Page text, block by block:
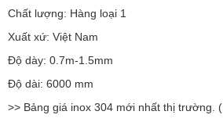
Chất lượng: Hàng loại 1
Xuất xứ: Việt Nam
Độ dày: 0.7m-1.5mm
Độ dài: 6000 mm
>> Bảng giá inox 304 mới nhất thị trường. (